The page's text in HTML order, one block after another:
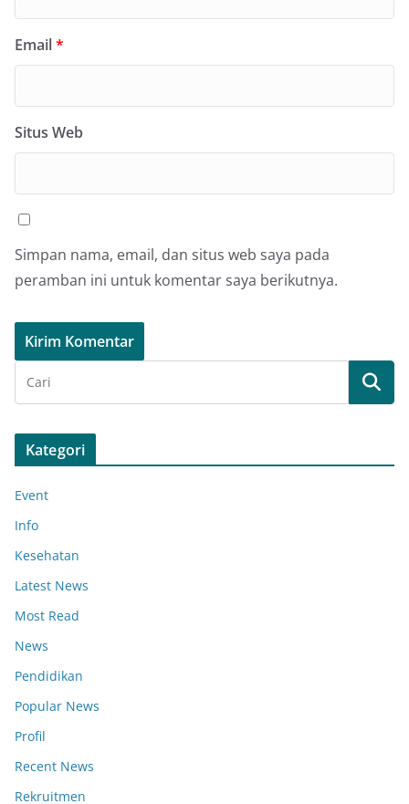
Email*
Situs Web
Simpan nama, email, dan situs web saya pada
peramban ini untuk komentar saya berikutnya.
Kategori
Event
Info
Kesehatan
Latest News
Most Read
News
Pendidikan
Popular News
Profil
Recent News
Rekruitmen